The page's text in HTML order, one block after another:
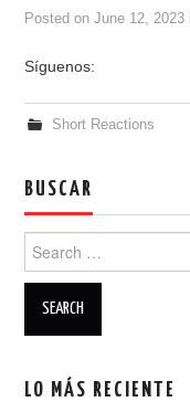
Posted onJune 12, 2023
Síguenos:
Short Reactions
BUSCAR
Search for:
LO MÁS RECIENTE